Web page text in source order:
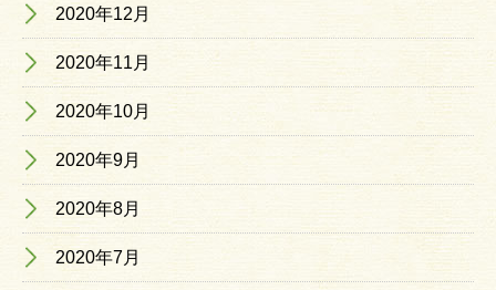
2020年12月
2020年11月
2020年10月
2020年9月
2020年8月
2020年7月